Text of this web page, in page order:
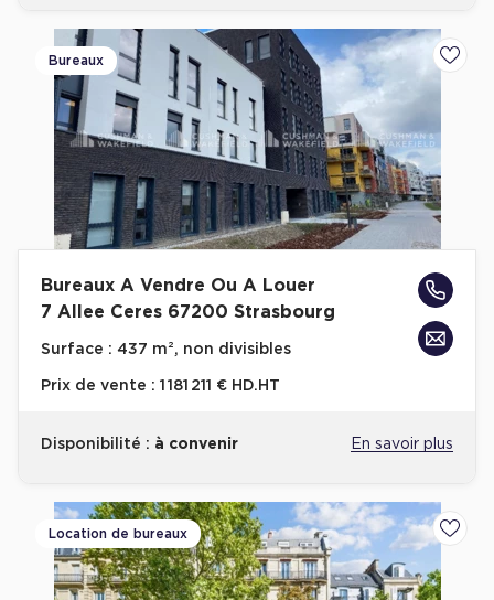
Bureaux
Bureaux A Vendre Ou A Louer
7 Allee Ceres 67200 Strasbourg
Surface : 437 m², non divisibles
Prix de vente : 1 181 211 € HD.HT
Disponibilité : à convenir En savoir plus
Location de bureaux